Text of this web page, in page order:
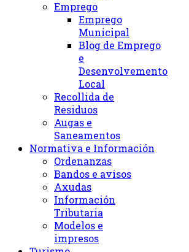
Emprego
Emprego
Municipal
Blog de Emprego
e
Desenvolvemento
Local
Recollida de
Residuos
Augas e
Saneamentos
Normativa e Información
Ordenanzas
Bandos e avisos
Axudas
Información
Tributaria
Modelos e
impresos